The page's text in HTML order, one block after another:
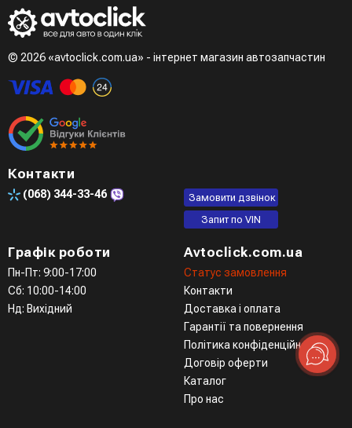
Третій варіант - зробити замовлення в телефонному
Четвертий варіант - замовити через доступні месенджери
(viber, telegram)
© 2026 «avtoclick.com.ua» - інтернет магазин автозапчастин
Контакти
(068) 344-33-46
Замовити дзвінок
Запит по VIN
Графік роботи
Пн-Пт: 9:00-17:00
Сб: 10:00-14:00
Нд: Вихідний
Avtoclick.com.ua
Статус замовлення
Контакти
Доставка і оплата
Гарантії та повернення
Політика конфіденційності
Договір оферти
Каталог
Про нас